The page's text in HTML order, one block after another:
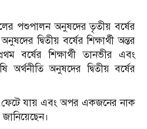
পশুপালন অনুষদের তৃতীয় বর্ষের
দ্বিতীয় বর্ষের শিক্ষার্থী অন্তর
বর্ষের শিক্ষার্থী তানভীর এবং
অর্থনীতি অনুষদের দ্বিতীয় বর্ষের
ফেটে যায় এবং অপর একজনের নাক